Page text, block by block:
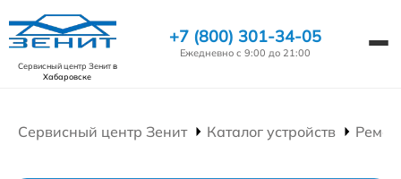
Сервисный центр Зенитв
Хабаровске
+7 (800) 301-34-05
Ежедневно с 9:00 до 21:00
Сервисный центр Зенит Каталог устройств